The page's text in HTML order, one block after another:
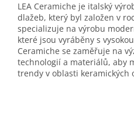
LEA Ceramiche je italský
dlažeb, který byl založen v
specializuje na výrobu
které jsou vyráběny s
Ceramiche se zaměřuje na
technologií a materiálů, aby
trendy v oblasti keramických